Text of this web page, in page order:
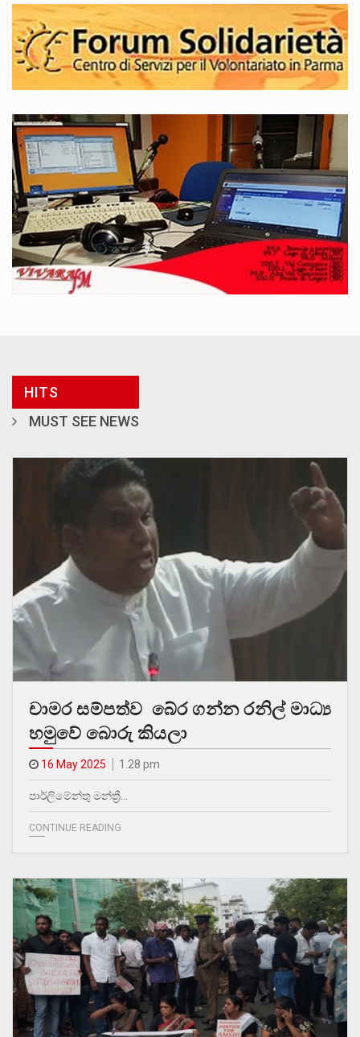
HITS
MUST SEE NEWS
චාමර සම්පත්ව බේර ගන්න රනිල් මාධ්‍ය
හමුවේ බොරු කියලා
16 May 2025 1.28 pm
පාර්ලිමේන්තු මන්ත්‍රී…
CONTINUE READING